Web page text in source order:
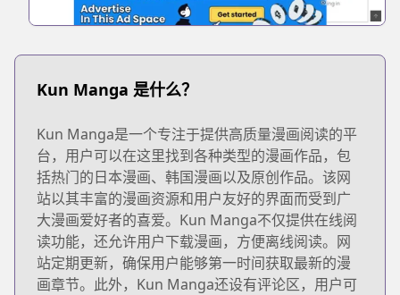
Kun Manga 是什么？
Kun Manga是一个专注于提供高质量漫画阅读的平
台，用户可以在这里找到各种类型的漫画作品，包
括热门的日本漫画、韩国漫画以及原创作品。该网
站以其丰富的漫画资源和用户友好的界面而受到广
大漫画爱好者的喜爱。Kun Manga不仅提供在线阅
读功能，还允许用户下载漫画，方便离线阅读。网
站定期更新，确保用户能够第一时间获取最新的漫
画章节。此外，Kun Manga还设有评论区，用户可